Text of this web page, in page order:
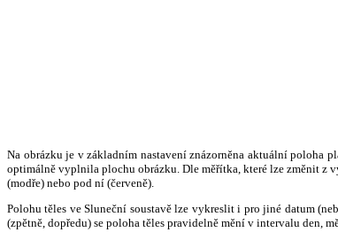
Na obrázku je v základním nastavení znázorněna aktuální
optimálně vyplnila plochu obrázku. Dle měřítka, které lze změnit z
(modře) nebo pod ní (červeně).
Polohu těles ve Sluneční soustavě lze vykreslit i pro jiné datum
(zpětně, dopředu) se poloha těles pravidelně mění v intervalu den,